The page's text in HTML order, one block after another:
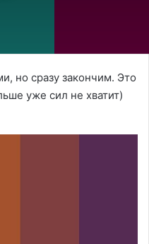
но сразу закончим. Это
уже сил не хватит)